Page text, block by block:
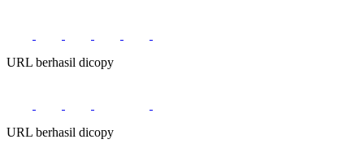
URL berhasil dicopy
URL berhasil dicopy